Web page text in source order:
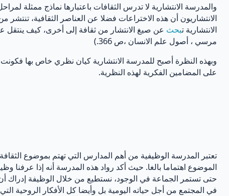
والمدرسة الانتشارية لا تدرس الثقافات باعتبارها نماذج ممثلة
الانتشاريون أن هذه الاختراعات فضلا عن العناصر الثقافية،
الانتشارية تبحث عن صيغ الانتشار من ثقافة إلى أخرى، كيف ينتقل
مرسي ، أصول علم الانسان ،ص 366.)
وبهذه النظرة أصبح للمدرسة الانتشارية كيان نظري خاص بها فكونت
على المضامين الفكرية لهذه النظرية.
تعتبر المدرسة الوظيفية من أهم المدارس التي تهتم بموضوع
الموضوع اهتماما بالغا. حيث أكد رواد هذه المدرسة أنه إذا عرفنا
حتى تستمر الجماعة في الوجود، نستطيع من خلال الوظيفة إدراك
في المجتمع من أجل حياته اليومية بل وأيضا كل الأفكار الروحية